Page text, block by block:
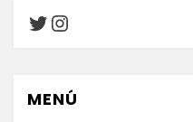
Twitter
Instagram
MENÚ